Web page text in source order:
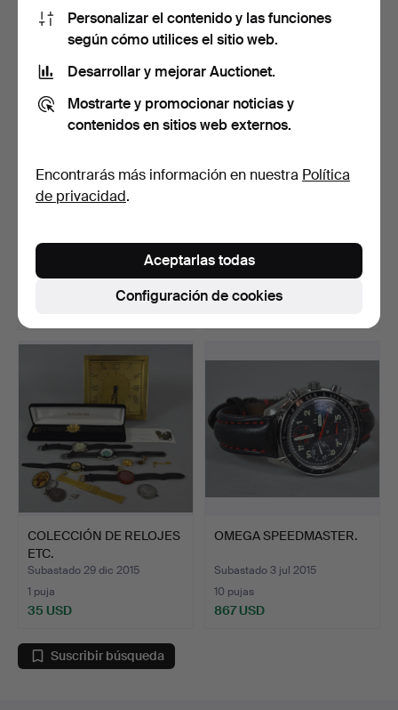
52 USD 370 USD
SEÑORA, oro 585, ha…
Subastado 14 mar 2017
HOMBRE, oro 585.
1 puja
COLECCIÓN DE RELOJES
ETC.
Subastado 29 dic 2015
1 puja
35 USD
OMEGA SPEEDMASTER.
Subastado 3 jul 2015
10 pujas
867 USD
Suscribir búsqueda
Personalizar el contenido y las funciones
según cómo utilices el sitio web.
Desarrollar y mejorar Auctionet.
Mostrarte y promocionar noticias y
contenidos en sitios web externos.
Encontrarás más información en nuestra Política
de privacidad.
Configuración de cookies
Aceptarlas todas